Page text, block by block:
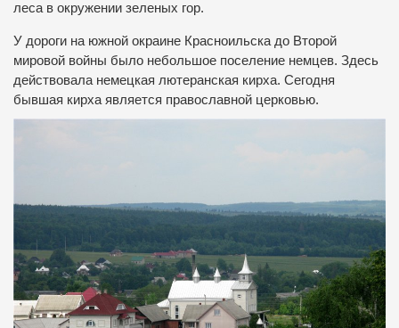
леса в окружении зеленых гор.
У дороги на южной окраине Красноильска до Второй
мировой войны было небольшое поселение немцев. Здесь
действовала немецкая лютеранская кирха. Сегодня
бывшая кирха является православной церковью.